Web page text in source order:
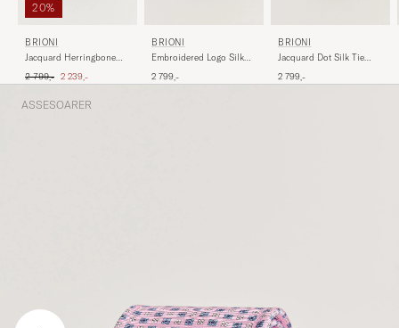
20%
BRIONI
Jacquard Herringbone
Ordinær pris
2 799,- Nedsatt pris
2 239,-
BRIONI
Embroidered Logo Silk
2 799,-
BRIONI
Jacquard Dot Silk Tie
2 799,-
ASSESOARER